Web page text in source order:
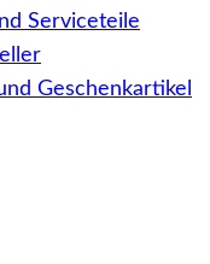
Serviceteile
Geschenkartikel